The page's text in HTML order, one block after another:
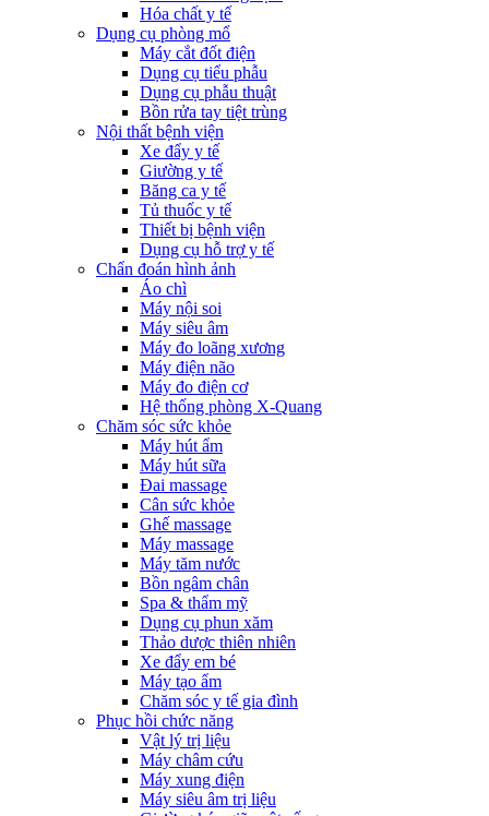
Hóa chất y tế
Dụng cụ phòng mổ
Máy cắt đốt điện
Dụng cụ tiểu phẫu
Dụng cụ phẫu thuật
Bồn rửa tay tiệt trùng
Nội thất bệnh viện
Xe đẩy y tế
Giường y tế
Băng ca y tế
Tủ thuốc y tế
Thiết bị bệnh viện
Dụng cụ hỗ trợ y tế
Chẩn đoán hình ảnh
Áo chì
Máy nội soi
Máy siêu âm
Máy đo loãng xương
Máy điện não
Máy đo điện cơ
Hệ thống phòng X-Quang
Chăm sóc sức khỏe
Máy hút ẩm
Máy hút sữa
Đai massage
Cân sức khỏe
Ghế massage
Máy massage
Máy tăm nước
Bồn ngâm chân
Spa & thẩm mỹ
Dụng cụ phun xăm
Thảo dược thiên nhiên
Xe đẩy em bé
Máy tạo ẩm
Chăm sóc y tế gia đình
Phục hồi chức năng
Vật lý trị liệu
Máy châm cứu
Máy xung điện
Máy siêu âm trị liệu